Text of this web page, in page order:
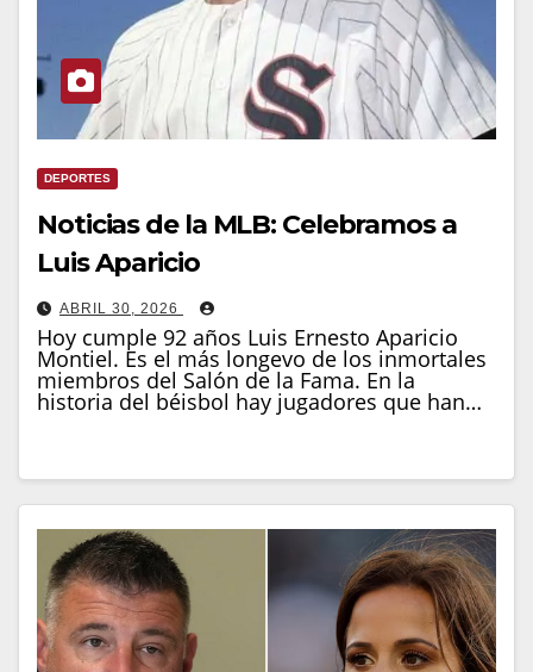
DEPORTES
Noticias de la MLB: Celebramos a
Luis Aparicio
ABRIL 30, 2026
Hoy cumple 92 años Luis Ernesto Aparicio
Montiel. Es el más longevo de los inmortales
miembros del Salón de la Fama. En la
historia del béisbol hay jugadores que han…